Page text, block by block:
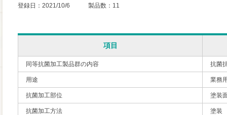
登録日：2021/10/6 製品数：11
項目
同等抗菌加工製品群の内容 抗菌
用途 業務
抗菌加工部位 塗装
抗菌加工方法 塗装